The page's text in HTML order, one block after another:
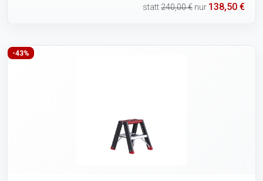
statt240,00 € nur 138,50 €
-43%